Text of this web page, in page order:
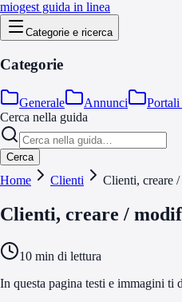
miogest guida in linea
Categorie e ricerca
Categorie
Generale Annunci
Cerca nella guida
Cerca
Home Clienti Clienti, creare
Clienti, creare /
10 min di lettura
In questa pagina testi e immagini ti